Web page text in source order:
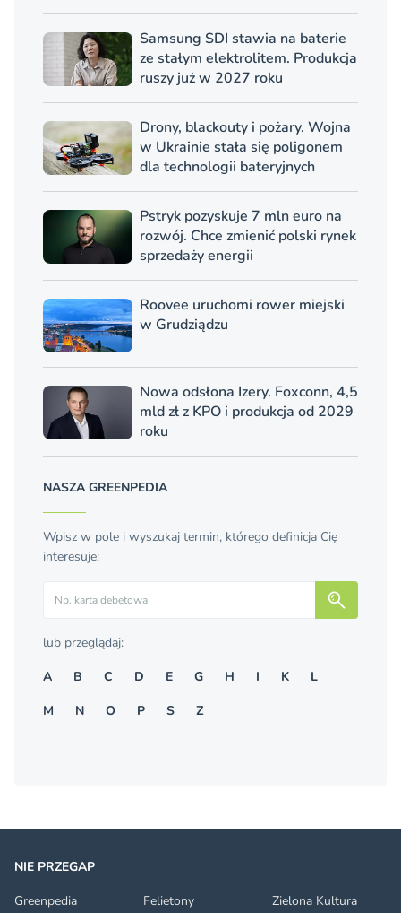
Samsung SDI stawia na baterie
ze stałym elektrolitem. Produkcja
ruszy już w 2027 roku
Drony, blackouty i pożary. Wojna
w Ukrainie stała się poligonem
dla technologii bateryjnych
Pstryk pozyskuje 7 mln euro na
rozwój. Chce zmienić polski rynek
sprzedaży energii
Roovee uruchomi rower miejski
w Grudziądzu
Nowa odsłona Izery. Foxconn, 4,5
mld zł z KPO i produkcja od 2029
roku
NASZA GREENPEDIA
Wpisz w pole i wyszukaj termin, którego definicja Cię
interesuje:
lub przeglądaj:
A
B C D E G H I K
L
M
N O P S Z
NIE PRZEGAP
Greenpedia
Felietony Zielona Kultura